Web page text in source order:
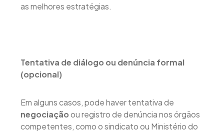
as melhores estratégias.
Tentativa de diálogo ou denúncia formal
(opcional)
Em alguns casos, pode haver tentativa de
negociaçãoou registro de denúncia nos órgãos
competentes, como o sindicato ou Ministério do